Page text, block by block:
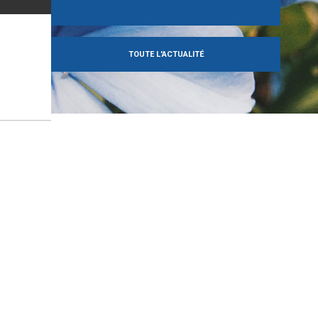
TOUTE L'ACTUALITÉ